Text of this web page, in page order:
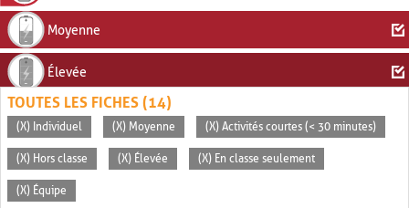
Moyenne
Élevée
TOUTES LES FICHES (14)
(X) Individuel (X) Moyenne (X) Activités courtes (< 30 minutes)
(X) Hors classe (X) Élevée (X) En classe seulement
(X) Équipe